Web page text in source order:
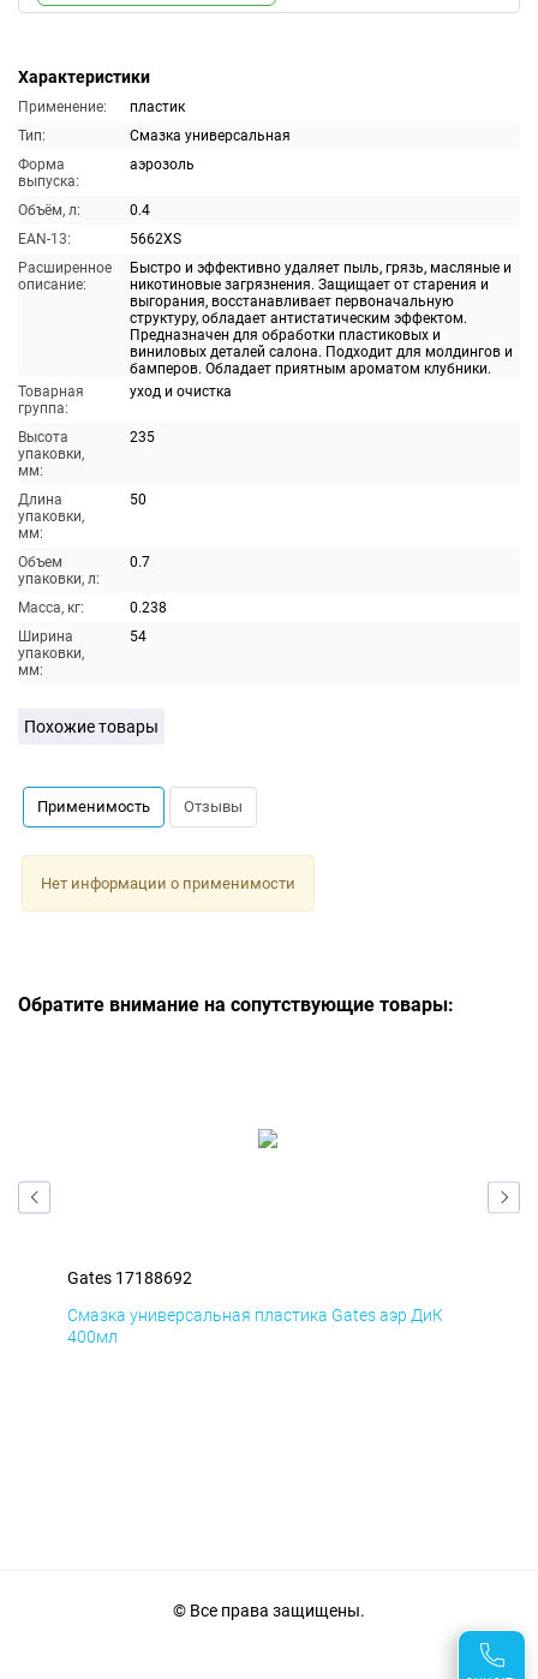
Характеристики
Применение:
пластик
Тип:
Смазка универсальная
Форма
выпуска:
аэрозоль
Объём, л:
0.4
EAN-13:
5662XS
Расширенное
описание:
Быстро и эффективно удаляет пыль, грязь, масляные и
никотиновые загрязнения. Защищает от старения и
выгорания, восстанавливает первоначальную
структуру, обладает антистатическим эффектом.
Предназначен для обработки пластиковых и
виниловых деталей салона. Подходит для молдингов и
бамперов. Обладает приятным ароматом клубники.
Товарная
группа:
уход и очистка
Высота
упаковки,
мм:
235
Длина
упаковки,
мм:
50
Объем
упаковки, л:
0.7
Масса, кг:
0.238
Ширина
упаковки,
мм:
54
Похожие товары
Применимость Отзывы
Нет информации о применимости
Обратите внимание на сопутствующие товары:
Gates 17188692
Смазка универсальная пластика Gates аэр ДиК
400мл
© Все права защищены.